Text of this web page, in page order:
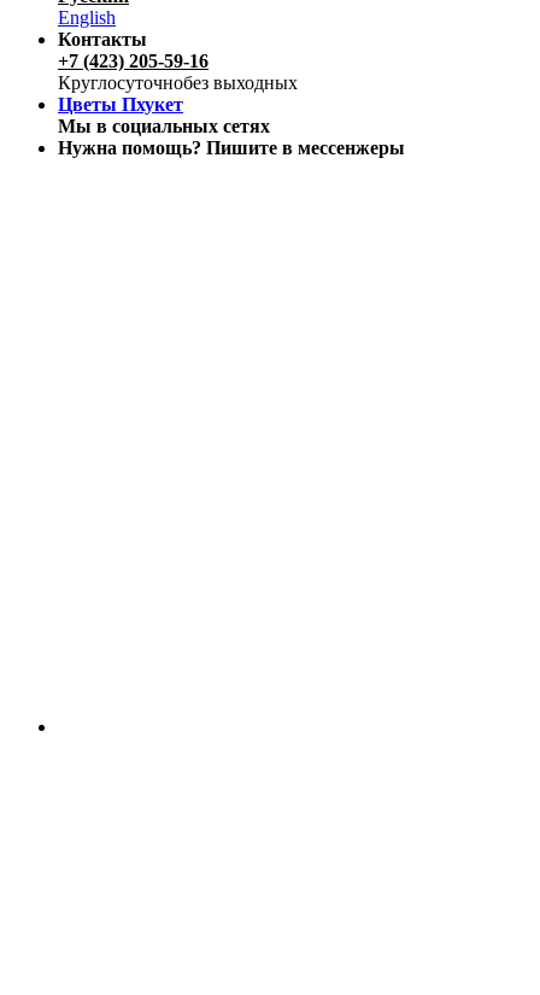
English
Контакты
+7 (423) 205-59-16
Круглосуточнобез выходных
Цветы Пхукет
Мы в социальных сетях
Нужна помощь? Пишите в мессенжеры